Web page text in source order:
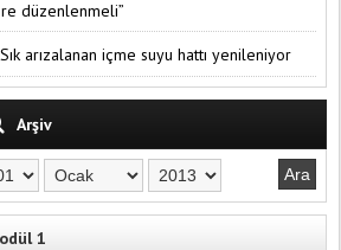
düzenlenmeli”
Sık arızalanan içme suyu hattı yenileniyor
Arşiv
1